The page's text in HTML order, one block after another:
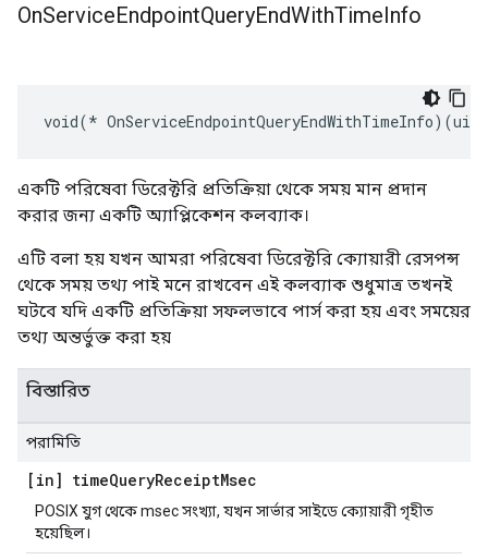
OnServiceEndpointQueryEndWithTimeInfo
void(*
একটি পরিষেবা ডিরেক্টরি প্রতিক্রিয়া থেকে সময় মান প্রদান
করার জন্য একটি অ্যাপ্লিকেশন কলব্যাক।
এটি বলা হয় যখন আমরা পরিষেবা ডিরেক্টরি ক্যোয়ারী রেসপন্স
থেকে সময় তথ্য পাই মনে রাখবেন এই কলব্যাক শুধুমাত্র তখনই
ঘটবে যদি একটি প্রতিক্রিয়া সফলভাবে পার্স করা হয় এবং সময়ের
তথ্য অন্তর্ভুক্ত করা হয়
বিস্তারিত
পরামিতি
[in] timeQueryReceiptMsec
POSIX যুগ থেকে msec সংখ্যা, যখন সার্ভার সাইডে ক্যোয়ারী গৃহীত
হয়েছিল।